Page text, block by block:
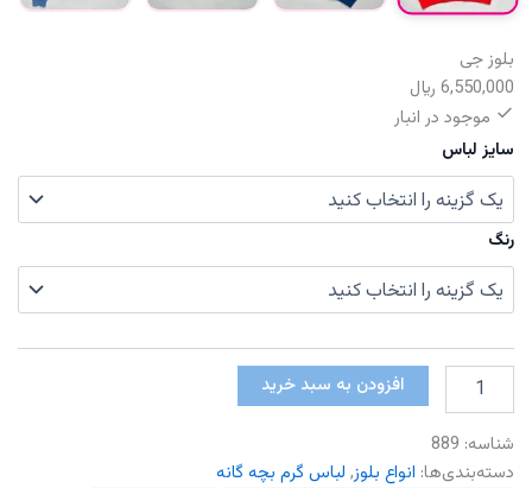
بلوز جی
6,550,000 ﷼
موجود در انبار
سایز لباس
رنگ
افزودن به سبد خرید
شناسه: 889
دسته‌بندی‌ها: انواع بلوز, لباس گرم بچه گانه